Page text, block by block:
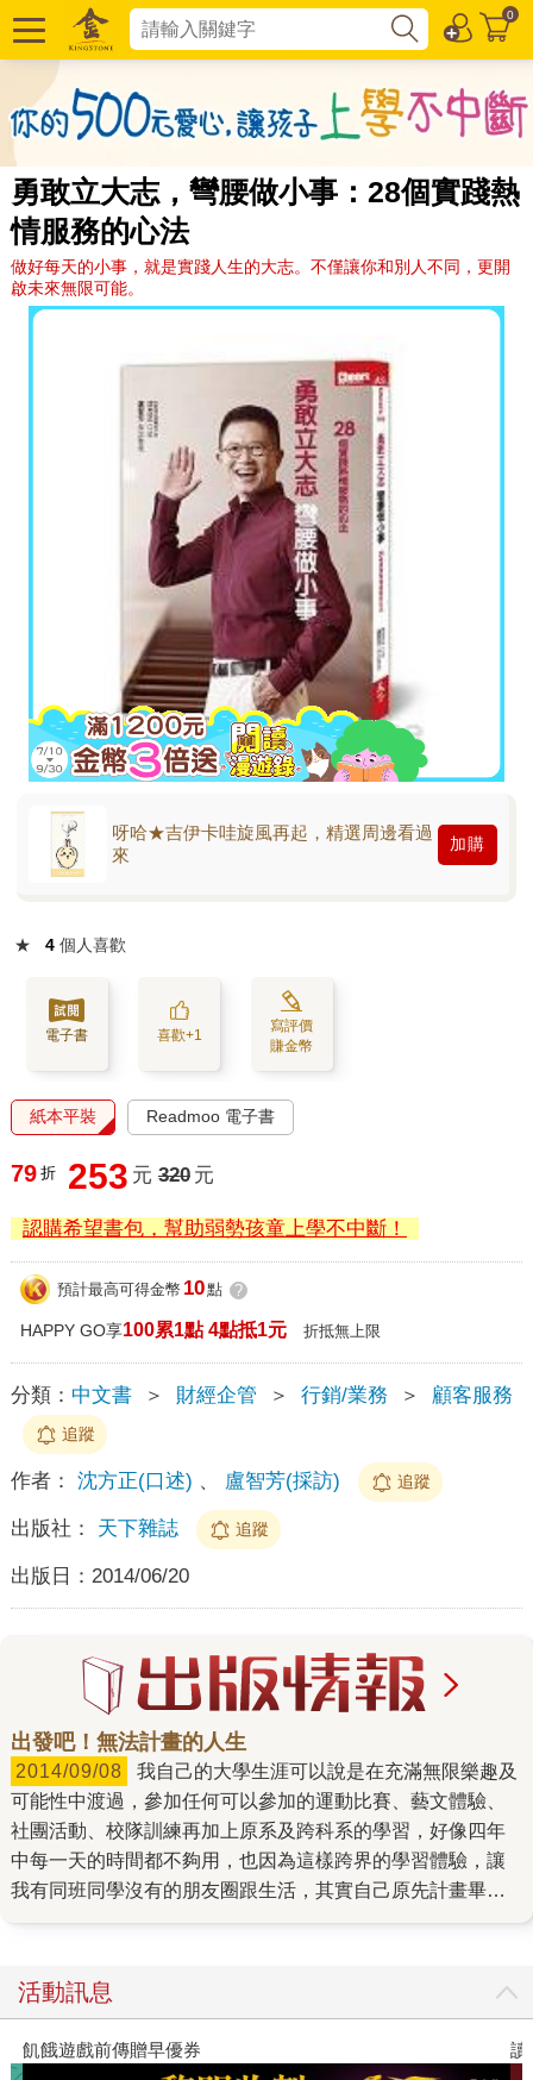
0
勇敢立大志，彎腰做小事：28個實踐熱
情服務的心法
做好每天的小事，就是實踐人生的大志。不僅讓你和別人不同，更開
啟未來無限可能。
呀哈★吉伊卡哇旋風再起，精選周邊看過
來
加購
★ 4 個人喜歡
電子書 喜歡+1
寫評價
賺金幣
紙本平裝 Readmoo 電子書
79 折 253 元 320 元
認購希望書包，幫助弱勢孩童上學不中斷！
預計最高可得金幣 10點 ?
HAPPY GO享100累1點 4點抵1元 折抵無上限
分類： 中文書 ＞ 財經企管 ＞ 行銷/業務 ＞ 顧客服務
追蹤
作者： 沈方正(口述) 、 盧智芳(採訪) 追蹤
出版社： 天下雜誌 追蹤
出版日： 2014/06/20
出發吧！無法計畫的人生
2014/09/08
可能性中渡過，參加任何可以參加的運動比賽、藝文體驗、
社團活動、校隊訓練再加上原系及跨科系的學習，好像四年
中每一天的時間都不夠用，也因為這樣跨界的學習體驗，讓
我有同班同學沒有的朋友圈跟生活，其實自己原先計畫畢業
後，其實也很徬徨，在失去新目標的情況下，畢業後誤打誤
撞進入了旅館服務業，一不留神已經快樂的服務近三十年，
而且每天還保持心情愉快，想想很不容易！ 常常會有年輕人
問我如何找到最適合自己的工作？什麼才是職涯開始最佳的
活動訊息
讀懂全球首富極限思維